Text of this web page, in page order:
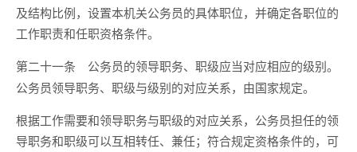
及结构比例，设置本机关公务员的具体职位，并确定各职位的
工作职责和任职资格条件。
第二十一条
公务员的领导职务、职级应当对应相应的级别。
公务员领导职务、职级与级别的对应关系，由国家规定。
根据工作需要和领导职务与职级的对应关系，公务员担任的领
导职务和职级可以互相转任、兼任；符合规定资格条件的，可